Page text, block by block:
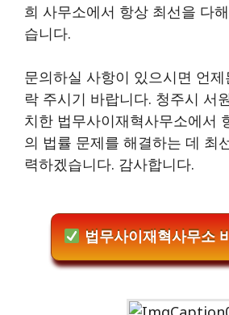
희 사무소에서 항상 최선을 다
습니다.
문의하실 사항이 있으시면 언
락 주시기 바랍니다. 청주시 서
치한 법무사이재혁사무소에서
의 법률 문제를 해결하는 데 최
력하겠습니다. 감사합니다.
법무사이재혁사무소